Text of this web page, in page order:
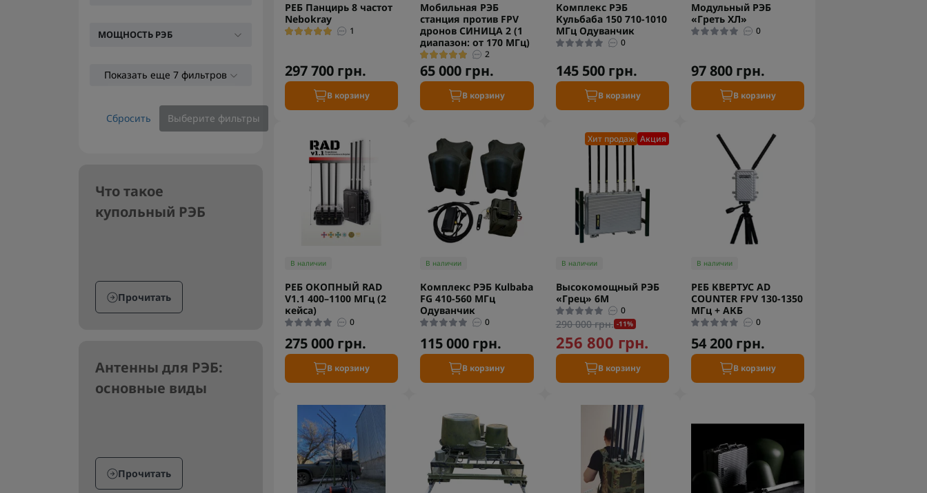
МОЩНОСТЬ РЭБ
Показать еще 7 фильтров
Сбросить Выберите фильтры
Что такое
купольный РЭБ
Прочитать
Антенны для РЭБ:
основные виды
Прочитать
РЕБ Панцирь 8 частот
Nebokray
1
297 700 грн.
В корзину
Мобильная РЭБ
станция против FPV
дронов СИНИЦА 2 (1
диапазон: от 170 МГц)
2
65 000 грн.
В корзину
Комплекс РЭБ
Кульбаба 150 710-1010
МГц Одуванчик
0
145 500 грн.
В корзину
Модульный РЭБ
«Греть ХЛ»
0
97 800 грн.
В корзину
В наличии
РЕБ ОКОПНЫЙ RAD
V1.1 400–1100 МГц (2
кейса)
0
275 000 грн.
В корзину
В наличии
Комплекс РЭБ Kulbaba
FG 410-560 МГц
Одуванчик
0
115 000 грн.
В корзину
Хит продаж Акция
В наличии
Высокомощный РЭБ
«Грец» 6М
0
290 000 грн. -11%
256 800 грн.
В корзину
В наличии
РЕБ КВЕРТУС AD
COUNTER FPV 130-1350
МГц + АКБ
0
54 200 грн.
В корзину